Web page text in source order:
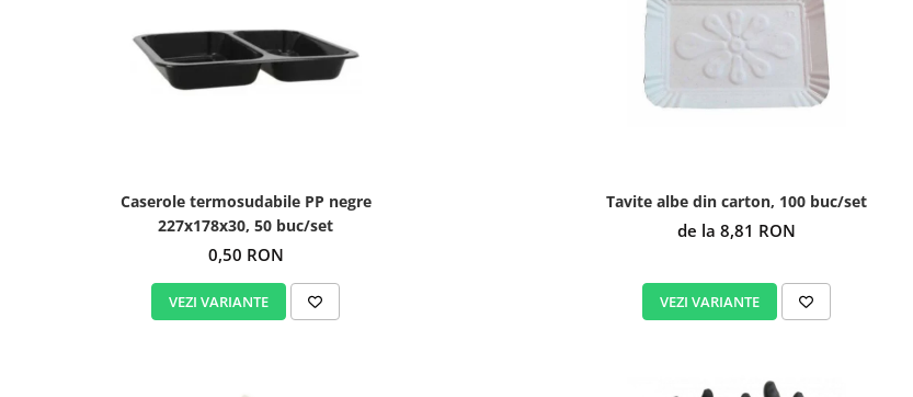
Caserole termosudabile PP negre
227x178x30, 50 buc/set
0,50 RON
VEZI VARIANTE
Tavite albe din carton, 100 buc/set
de la 8,81 RON
VEZI VARIANTE